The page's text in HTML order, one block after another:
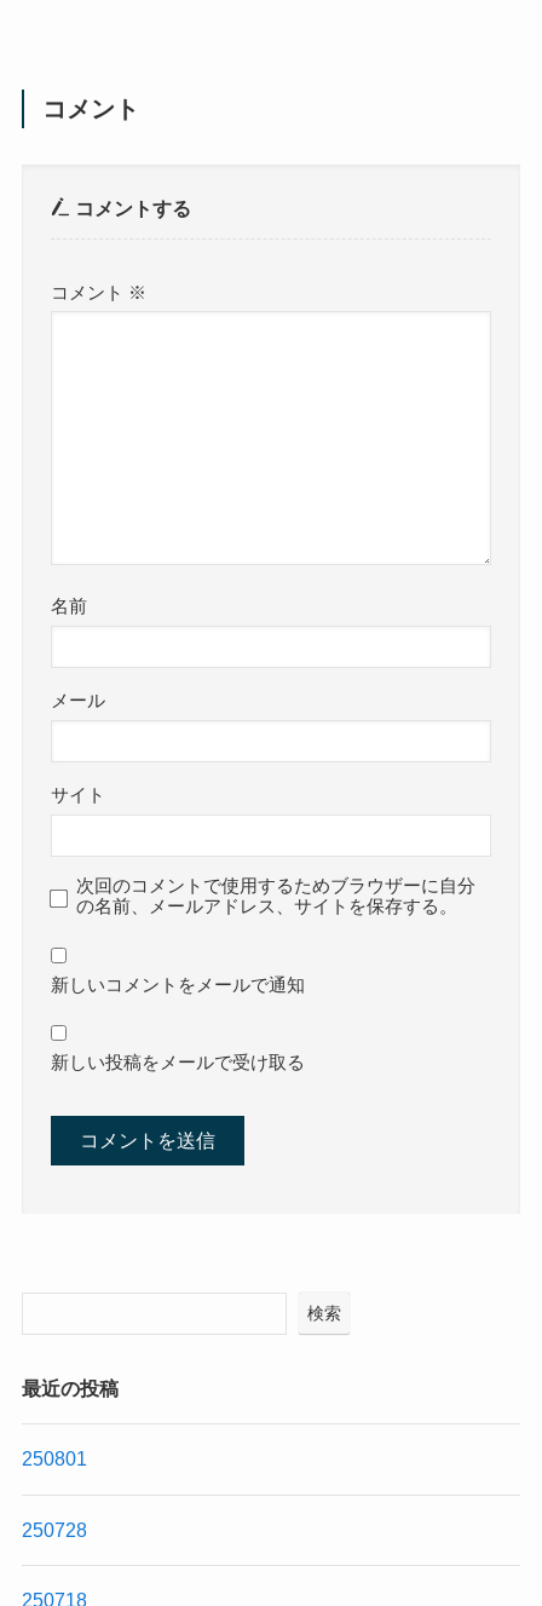
コメント
コメントする
コメント ※
名前
メール
サイト
次回のコメントで使用するためブラウザーに自分
の名前、メールアドレス、サイトを保存する。
新しいコメントをメールで通知
新しい投稿をメールで受け取る
検索
最近の投稿
250801
250728
250718